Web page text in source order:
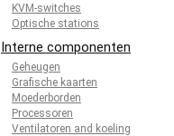
KVM-switches
Optische stations
Interne componenten
Geheugen
Grafische kaarten
Moederborden
Processoren
Ventilatoren and koeling